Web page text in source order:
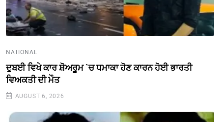
NATIONAL
ਦੁਬਈ ਵਿਖੇ ਕਾਰ ਸ਼ੋਅਰੂਮ `ਚ ਧਮਾਕਾ ਹੋਣ ਕਾਰਨ ਹੋਈ ਭਾਰਤੀ
ਵਿਅਕਤੀ ਦੀ ਮੌਤ
AUGUST 6, 2026